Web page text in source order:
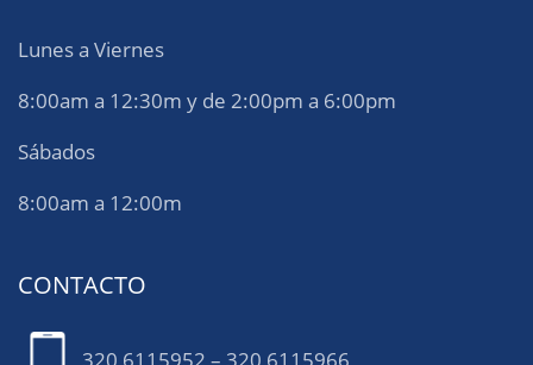
Lunes a Viernes
8:00am a 12:30m y de 2:00pm a 6:00pm
Sábados
8:00am a 12:00m
CONTACTO
320 6115952 – 320 6115966